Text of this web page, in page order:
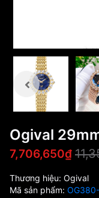
Ogival
7,706,650₫
Thương hiệu: Ogival
Mã sản phẩm: